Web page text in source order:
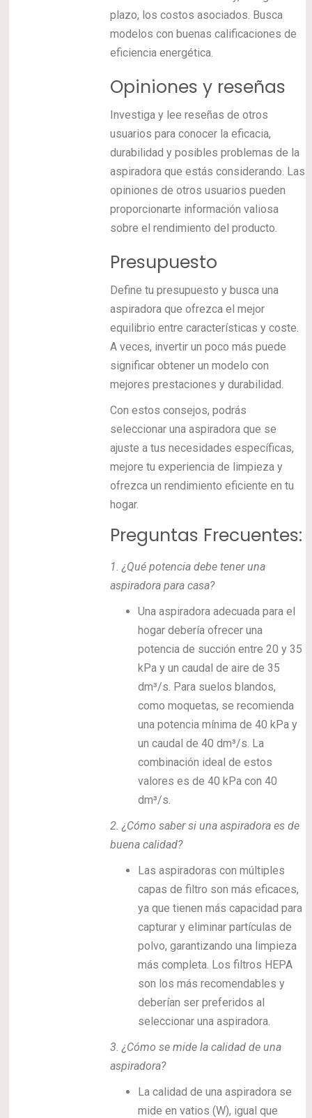
plazo, los costos asociados. Busca
modelos con buenas calificaciones de
eficiencia energética.
Opiniones y reseñas
Investiga y lee reseñas de otros
usuarios para conocer la eficacia,
durabilidad y posibles problemas de la
aspiradora que estás considerando. Las
opiniones de otros usuarios pueden
proporcionarte información valiosa
sobre el rendimiento del producto.
Presupuesto
Define tu presupuesto y busca una
aspiradora que ofrezca el mejor
equilibrio entre características y coste.
A veces, invertir un poco más puede
significar obtener un modelo con
mejores prestaciones y durabilidad.
Con estos consejos, podrás
seleccionar una aspiradora que se
ajuste a tus necesidades específicas,
mejore tu experiencia de limpieza y
ofrezca un rendimiento eficiente en tu
hogar.
Preguntas Frecuentes:
1.¿Qué potencia debe tener una
aspiradora para casa?
Una aspiradora adecuada para el
hogar debería ofrecer una
potencia de succión entre 20 y 35
kPa y un caudal de aire de 35
dm³/s. Para suelos blandos,
como moquetas, se recomienda
una potencia mínima de 40 kPa y
un caudal de 40 dm³/s. La
combinación ideal de estos
valores es de 40 kPa con 40
dm³/s.
2.¿Cómo saber si una aspiradora es de
buena calidad?
Las aspiradoras con múltiples
capas de filtro son más eficaces,
ya que tienen más capacidad para
capturar y eliminar partículas de
polvo, garantizando una limpieza
más completa. Los filtros HEPA
son los más recomendables y
deberían ser preferidos al
seleccionar una aspiradora.
3.¿Cómo se mide la calidad de una
aspiradora?
La calidad de una aspiradora se
mide en vatios (W), igual que